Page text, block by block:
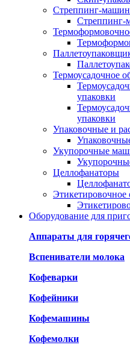
Стреппинг-
Термоусадочное
упаковки
упаковки
Упаковочные и
Укупорочные
Целлофанаторы
Этикетировочное
Оборудование для
Аппараты для
Вспениватели молока
Кофеварки
Кофейники
Кофемашины
Кофемолки